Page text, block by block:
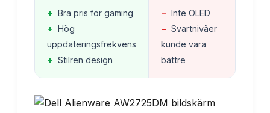
+ Bra pris för gaming
+ Hög
uppdateringsfrekvens
+ Stilren design
− Inte OLED
− Svartnivåer
kunde vara
bättre